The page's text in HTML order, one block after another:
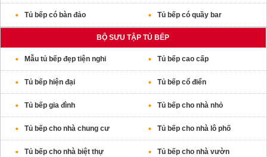
Tủ bếp có bàn đảo Tủ bếp có quầy bar
BỘ SƯU TẬP TỦ BẾP
Mẫu tủ bếp đẹp tiện nghi Tủ bếp cao cấp
Tủ bếp hiện đại Tủ bếp cổ điển
Tủ bếp gia đình Tủ bếp cho nhà nhỏ
Tủ bếp cho nhà chung cư Tủ bếp cho nhà lô phố
Tủ bếp cho nhà biệt thự Tủ bếp cho nhà vườn